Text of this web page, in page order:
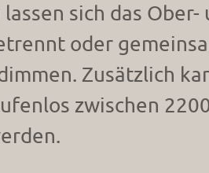
sich das
oder
Zusätzlich
zwischen